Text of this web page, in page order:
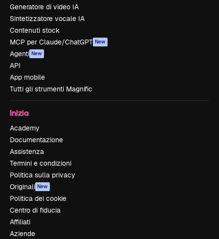
Generatore di video IA
Sintetizzatore vocale IA
Contenuti stock
MCP per Claude/ChatGPT New
Agenti New
API
App mobile
Tutti gli strumenti Magnific
Inizia
Academy
Documentazione
Assistenza
Termini e condizioni
Politica sulla privacy
Originali New
Politica dei cookie
Centro di fiducia
Affiliati
Aziende